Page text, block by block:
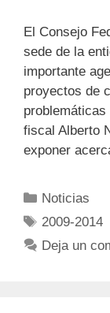
El Consejo
sede de la
importante
proyectos de
fiscal Alberto
exponer
Noticias
2009-2014
Deja un